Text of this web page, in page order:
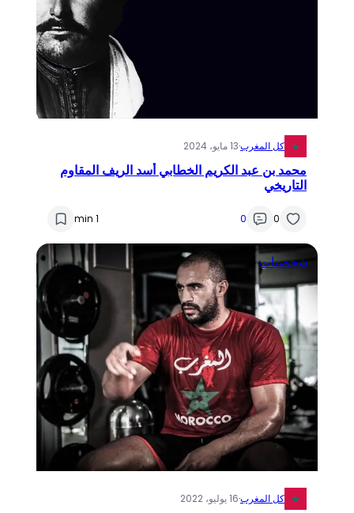
كل المغرب·13 مايو، 2024
محمد بن عبد الكريم الخطابي أسد الريف المقاوم
التاريخي
0
0
1 min
شخصيات
كل المغرب·16 يوليو، 2022